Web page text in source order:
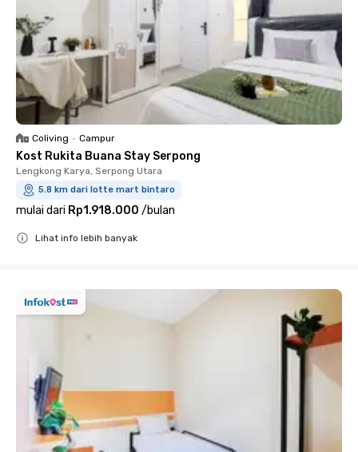
Coliving • Campur
Kost Rukita Buana Stay Serpong
Lengkong Karya, Serpong Utara
5.8 km dari lotte mart bintaro
mulai dari Rp1.918.000 /bulan
Lihat info lebih banyak